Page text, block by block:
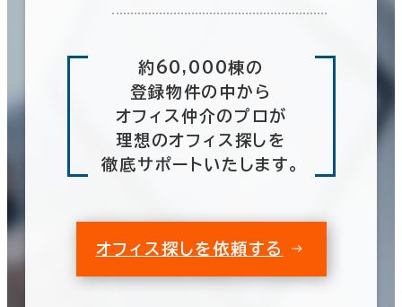
約60,000棟の
登録物件の中から
オフィス仲介のプロが
理想のオフィス探しを
徹底サポートいたします。
オフィス探しを依頼する